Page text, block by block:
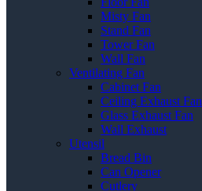
Misty Fan
Stand Fan
Tower Fan
Wall Fan
Ventilating Fan
Cabinet Fan
Ceiling Exhaust Fan
Glass Exhaust Fan
Wall Exhaust
Utensil
Bread Bin
Can Opener
Cutlery